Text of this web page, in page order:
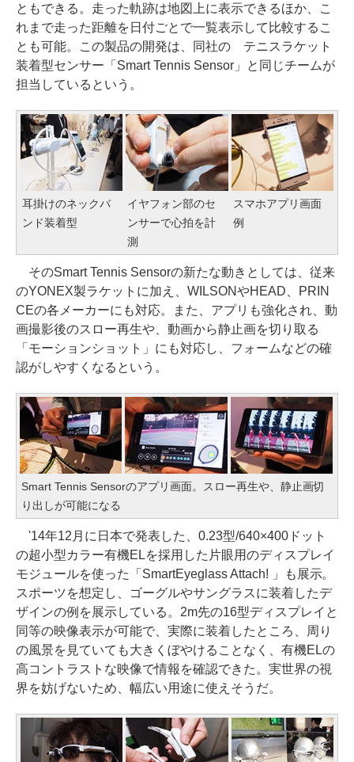
ともできる。走った軌跡は地図上に表示できるほか、こ
れまで走った距離を日付ごとで一覧表示して比較するこ
とも可能。この製品の開発は、同社の テニスラケット
装着型センサー「Smart Tennis Sensor」と同じチームが
担当しているという。
耳掛けのネックバ
ンド装着型
イヤフォン部のセ
ンサーで心拍を計
測
スマホアプリ画面
例
そのSmart Tennis Sensorの新たな動きとしては、従来
のYONEX製ラケットに加え、WILSONやHEAD、PRIN
CEの各メーカーにも対応。また、アプリも強化され、動
画撮影後のスロー再生や、動画から静止画を切り取る
「モーションショット」にも対応し、フォームなどの確
認がしやすくなるという。
Smart Tennis Sensorのアプリ画面。スロー再生や、静止画切
り出しが可能になる
'14年12月に日本で発表した、0.23型/640×400ドット
の超小型カラー有機ELを採用した片眼用のディスプレイ
モジュールを使った「SmartEyeglass Attach! 」も展示。
スポーツを想定し、ゴーグルやサングラスに装着したデ
ザインの例を展示している。2m先の16型ディスプレイと
同等の映像表示が可能で、実際に装着したところ、周り
の風景を見ていても大きくぼやけることなく、有機ELの
高コントラストな映像で情報を確認できた。実世界の視
界を妨げないため、幅広い用途に使えそうだ。